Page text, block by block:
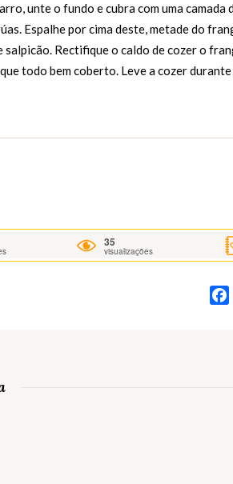
unte o fundo e cubra com uma camada
Espalhe por cima deste, metade do
salpicão. Rectifique o caldo de cozer o
todo bem coberto. Leve a cozer
35
visualizações